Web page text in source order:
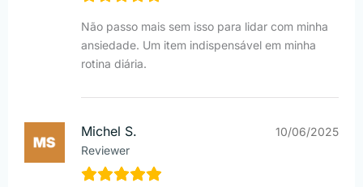
Não passo mais sem isso para lidar com minha
ansiedade. Um item indispensável em minha
rotina diária.
Michel S.
Reviewer
10/06/2025